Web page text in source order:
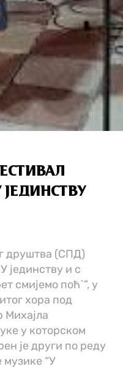
друштва (СПД)
јединству и с
смијемо поћ`”, у
хора под
Михајла
у которском
je други по реду
музике “У